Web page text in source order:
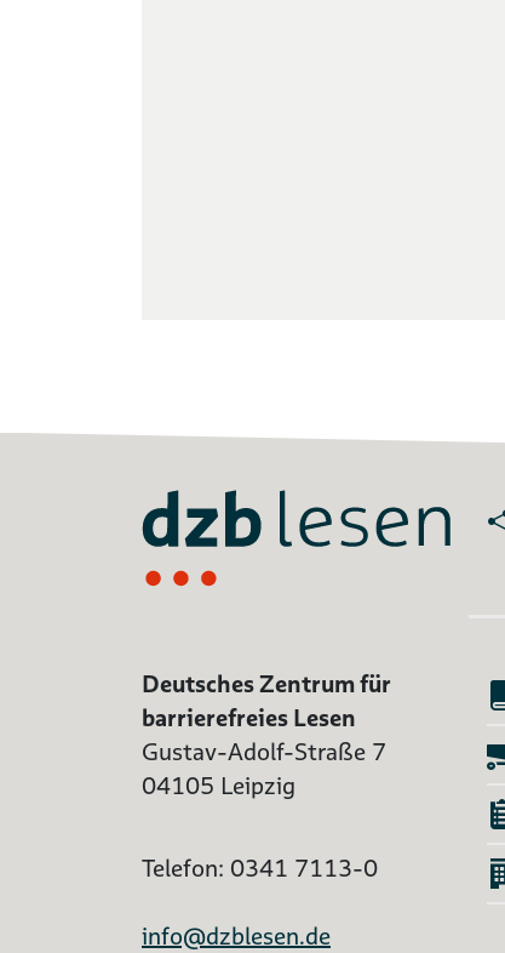
Deutsches Zentrum für
barrierefreies Lesen
Gustav-Adolf-Straße 7
04105 Leipzig
Telefon: 0341 7113-0
info@dzblesen.de